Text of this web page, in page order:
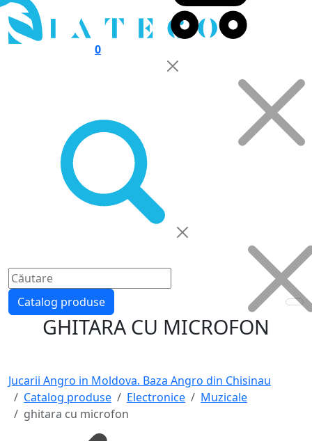
0
Catalog produse
GHITARA CU MICROFON
Jucarii Angro in Moldova. Baza Angro din Chisinau
Catalog produse
Electronice
Muzicale
ghitara cu microfon